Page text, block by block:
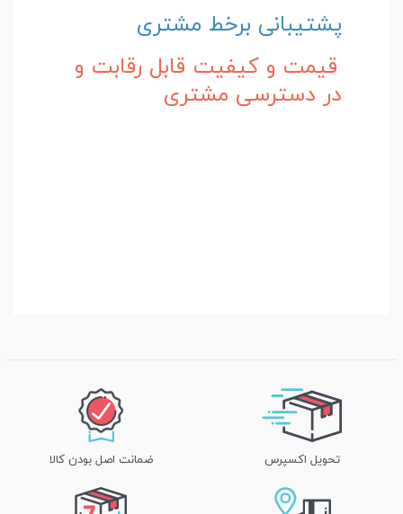
پشتیبانی برخط مشتری
قیمت و کیفیت قابل رقابت و
در دسترسی مشتری
تحویل اکسپرس ضمانت اصل بودن کالا